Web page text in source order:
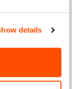
details